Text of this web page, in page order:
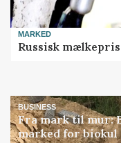
MARKED
Russisk
BUSINESS
Fra mark til mur:
marked for biokul